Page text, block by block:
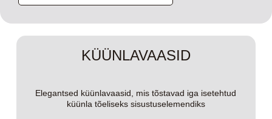
KÜÜNLAVAASID
Elegantsed küünlavaasid, mis tõstavad iga isetehtud
küünla tõeliseks sisustuselemendiks